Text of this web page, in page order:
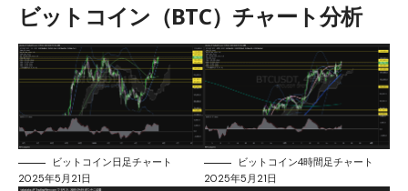
ビットコイン（BTC）チャート分析
ビットコイン日足チャート
2025年5月21日
ビットコイン4時間足チャート
2025年5月21日